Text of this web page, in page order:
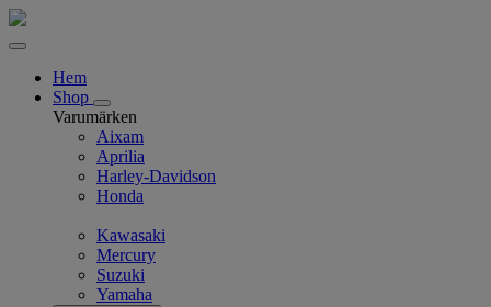
Hem
Shop
Varumärken
Aixam
Aprilia
Harley-Davidson
Honda
Kawasaki
Mercury
Suzuki
Yamaha